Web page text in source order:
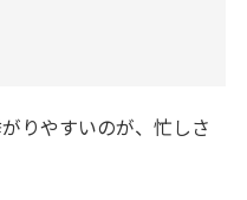
りやすいのが、忙しさ